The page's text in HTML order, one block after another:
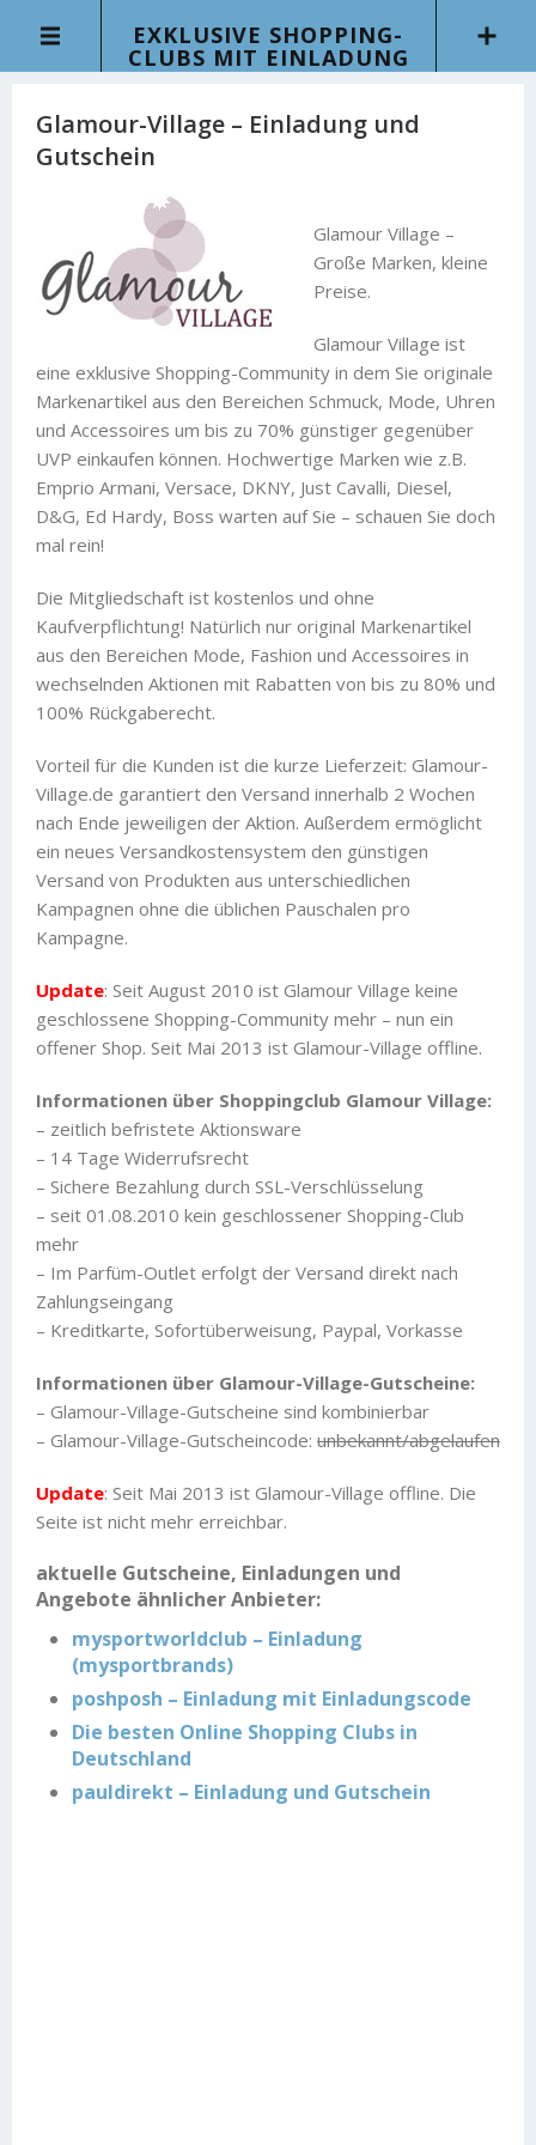
EXKLUSIVE SHOPPING-
CLUBS MIT EINLADUNG
Glamour-Village – Einladung und
Gutschein
Glamour Village –
Große Marken, kleine
Preise.
Glamour Village ist
eine exklusive Shopping-Community in dem Sie originale
Markenartikel aus den Bereichen Schmuck, Mode, Uhren
und Accessoires um bis zu 70% günstiger gegenüber
UVP einkaufen können. Hochwertige Marken wie z.B.
Emprio Armani, Versace, DKNY, Just Cavalli, Diesel,
D&G, Ed Hardy, Boss warten auf Sie – schauen Sie doch
mal rein!
Die Mitgliedschaft ist kostenlos und ohne
Kaufverpflichtung! Natürlich nur original Markenartikel
aus den Bereichen Mode, Fashion und Accessoires in
wechselnden Aktionen mit Rabatten von bis zu 80% und
100% Rückgaberecht.
Vorteil für die Kunden ist die kurze Lieferzeit: Glamour-
Village.de garantiert den Versand innerhalb 2 Wochen
nach Ende jeweiligen der Aktion. Außerdem ermöglicht
ein neues Versandkostensystem den günstigen
Versand von Produkten aus unterschiedlichen
Kampagnen ohne die üblichen Pauschalen pro
Kampagne.
Update: Seit August 2010 ist Glamour Village keine
geschlossene Shopping-Community mehr – nun ein
offener Shop. Seit Mai 2013 ist Glamour-Village offline.
Informationen über Shoppingclub Glamour Village:
– zeitlich befristete Aktionsware
– 14 Tage Widerrufsrecht
– Sichere Bezahlung durch SSL-Verschlüsselung
– seit 01.08.2010 kein geschlossener Shopping-Club
mehr
– Im Parfüm-Outlet erfolgt der Versand direkt nach
Zahlungseingang
– Kreditkarte, Sofortüberweisung, Paypal, Vorkasse
Informationen über Glamour-Village-Gutscheine:
– Glamour-Village-Gutscheine sind kombinierbar
– Glamour-Village-Gutscheincode: unbekannt/abgelaufen
Update: Seit Mai 2013 ist Glamour-Village offline. Die
Seite ist nicht mehr erreichbar.
aktuelle Gutscheine, Einladungen und
Angebote ähnlicher Anbieter:
mysportworldclub – Einladung
(mysportbrands)
poshposh – Einladung mit Einladungscode
Die besten Online Shopping Clubs in
Deutschland
pauldirekt – Einladung und Gutschein